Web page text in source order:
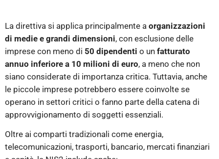
La direttiva si applica principalmente a organizzazioni
di medie e grandi dimensioni, con esclusione delle
imprese con meno di 50 dipendenti o un fatturato
annuo inferiore a 10 milioni di euro, a meno che non
siano considerate di importanza critica. Tuttavia, anche
le piccole imprese potrebbero essere coinvolte se
operano in settori critici o fanno parte della catena di
approvvigionamento di soggetti essenziali.
Oltre ai comparti tradizionali come energia,
telecomunicazioni, trasporti, bancario, mercati finanziari